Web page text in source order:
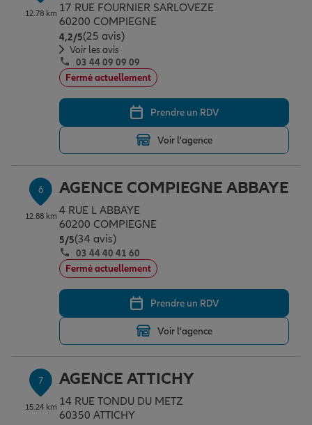
12.78 km 17 RUE FOURNIER SARLOVEZE
60200 COMPIEGNE
4,2/5Note de 4.2 sur 5
(25 avis)
Voir les avis
03 44 09 09 09
Fermé actuellement
Prendre un RDV
Voir l'agence
6
12.88 km
AGENCE COMPIEGNE ABBAYE
4 RUE L ABBAYE
60200 COMPIEGNE
5/5Note de 5 sur 5
(34 avis)
03 44 40 41 60
Fermé actuellement
Prendre un RDV
Voir l'agence
7
15.24 km
AGENCE ATTICHY
14 RUE TONDU DU METZ
60350 ATTICHY